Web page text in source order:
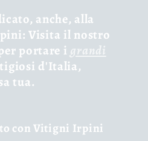
anche, alla
Visita il nostro
portare i grandi
d'Italia,
tua.
con Vitigni Irpini